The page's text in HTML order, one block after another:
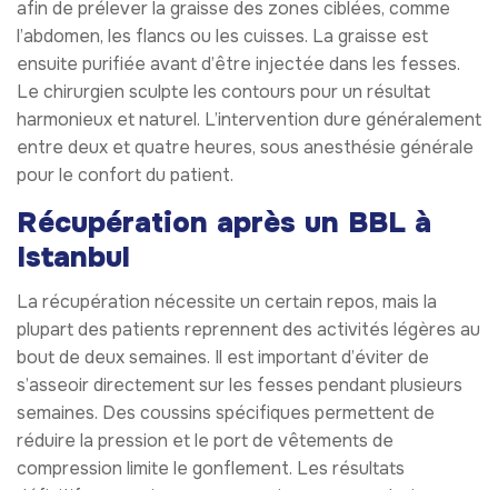
afin de prélever la graisse des zones ciblées, comme
l’abdomen, les flancs ou les cuisses. La graisse est
ensuite purifiée avant d’être injectée dans les fesses.
Le chirurgien sculpte les contours pour un résultat
harmonieux et naturel. L’intervention dure généralement
entre deux et quatre heures, sous anesthésie générale
pour le confort du patient.
Récupération après un BBL à
Istanbul
La récupération nécessite un certain repos, mais la
plupart des patients reprennent des activités légères au
bout de deux semaines. Il est important d’éviter de
s’asseoir directement sur les fesses pendant plusieurs
semaines. Des coussins spécifiques permettent de
réduire la pression et le port de vêtements de
compression limite le gonflement. Les résultats